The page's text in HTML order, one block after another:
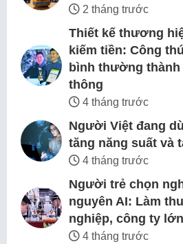
2 tháng trước
Thiết kế thương
kiếm tiền: Công
bình thường thành
thông
4 tháng trước
Người Việt đang
tăng năng suất và
4 tháng trước
Người trẻ chọn
nguyên AI: Làm
nghiệp, công ty
4 tháng trước